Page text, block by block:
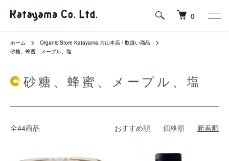
0
ホーム
Organic Store Katayama 片山本店 / 取扱い商品
砂糖、蜂蜜、メープル、塩
砂糖、蜂蜜、メープル、塩
全44商品 おすすめ順 価格順 新着順